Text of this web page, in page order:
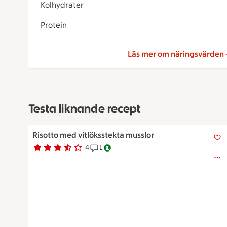
Kolhydrater
Protein
Läs mer om näringsvärden
Testa liknande recept
Risotto med vitlöksstekta musslor
Betyg 3.5 av 5. 4
4 personer har röstatReceptet har 1 kommentarer
1Nyckelhålsmärkt.
Risotto med vitlöksstekta musslor